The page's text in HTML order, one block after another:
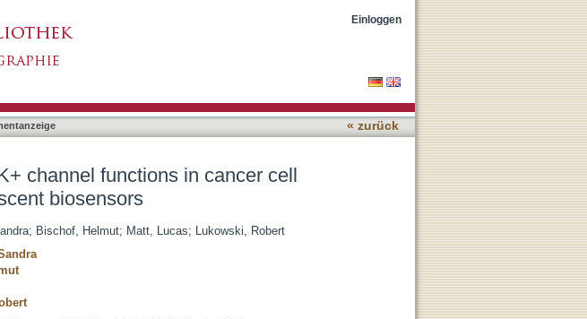
Einloggen
« zurück
channel functions in cancer cell
biosensors
; Bischof, Helmut; Matt, Lucas; Lukowski, Robert